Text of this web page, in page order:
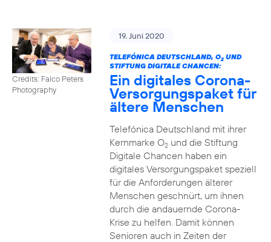
Credits: Falco Peters
Photography
19. Juni 2020
TELEFÓNICA DEUTSCHLAND, O2UND
STIFTUNG DIGITALE CHANCEN:
Ein digitales Corona-
Versorgungspaket für
ältere Menschen
Telefónica Deutschland mit ihrer
Kernmarke O2und die Stiftung
Digitale Chancen haben ein
digitales Versorgungspaket speziell
für die Anforderungen älterer
Menschen geschnürt, um ihnen
durch die andauernde Corona-
Krise zu helfen. Damit können
Senioren auch in Zeiten der